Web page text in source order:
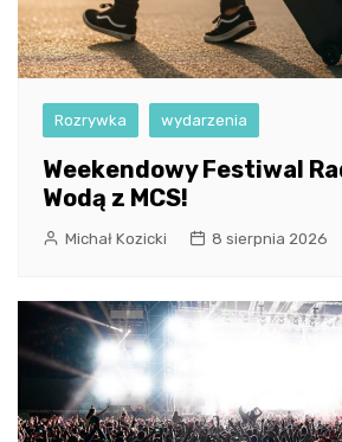
Rozrywka wydarzenia
Weekendowy Festiwal
Wodą z MCS!
Michał Kozicki 8 sierpnia 2026